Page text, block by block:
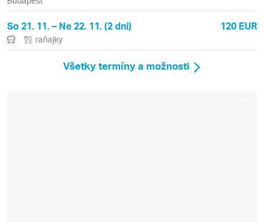
So 21. 11. – Ne 22. 11. (2 dni) 120 EUR
raňajky
Všetky termíny a možnosti